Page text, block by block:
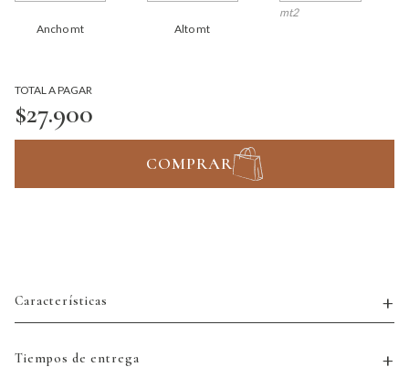
Ancho mt Alto mt
mt2
TOTAL A PAGAR
$27.900
COMPRAR
Características
Tiempos de entrega